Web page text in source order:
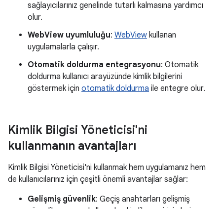
sağlayıcılarınız genelinde tutarlı kalmasına yardımcı
olur.
WebView uyumluluğu: WebView kullanan
uygulamalarla çalışır.
Otomatik doldurma entegrasyonu: Otomatik
doldurma kullanıcı arayüzünde kimlik bilgilerini
göstermek için otomatik doldurma ile entegre olur.
Kimlik Bilgisi Yöneticisi'ni
kullanmanın avantajları
Kimlik Bilgisi Yöneticisi'ni kullanmak hem uygulamanız hem
de kullanıcılarınız için çeşitli önemli avantajlar sağlar:
Gelişmiş güvenlik: Geçiş anahtarları gelişmiş